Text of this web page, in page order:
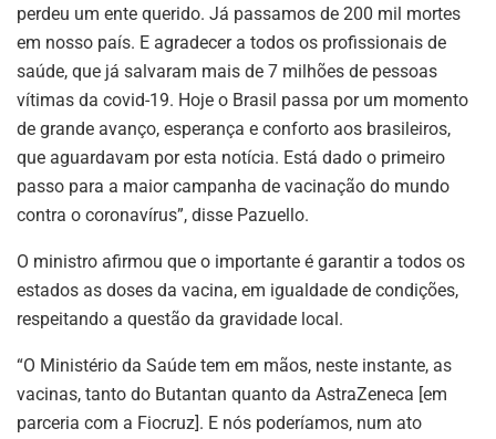
perdeu um ente querido. Já passamos de 200 mil mortes
em nosso país. E agradecer a todos os profissionais de
saúde, que já salvaram mais de 7 milhões de pessoas
vítimas da covid-19. Hoje o Brasil passa por um momento
de grande avanço, esperança e conforto aos brasileiros,
que aguardavam por esta notícia. Está dado o primeiro
passo para a maior campanha de vacinação do mundo
contra o coronavírus”, disse Pazuello.
O ministro afirmou que o importante é garantir a todos os
estados as doses da vacina, em igualdade de condições,
respeitando a questão da gravidade local.
“O Ministério da Saúde tem em mãos, neste instante, as
vacinas, tanto do Butantan quanto da AstraZeneca [em
parceria com a Fiocruz]. E nós poderíamos, num ato